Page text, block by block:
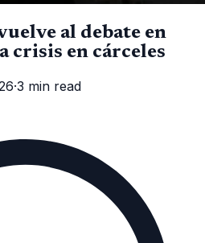
al debate en
crisis en cárceles
·3 min read